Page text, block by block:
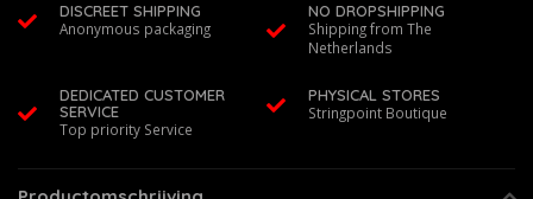
DISCREET SHIPPING
Anonymous packaging
NO DROPSHIPPING
Shipping from The
Netherlands
DEDICATED CUSTOMER
SERVICE
Top priority Service
PHYSICAL STORES
Stringpoint Boutique